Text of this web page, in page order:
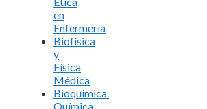
en
Enfermería
Biofísica
y
Física
Médica
Bioquímica.
Química